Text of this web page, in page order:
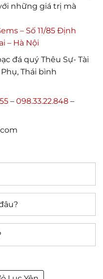
những giá trị mà
– Số 11/85 Định
– Hà Nội
đá quý Thêu Sự- Tài
Thái bình
–098.33.22.848–